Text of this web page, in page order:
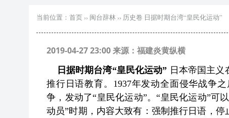
当前位置： 首页 ›› 闽台辞林 ›› 历史卷 日据时期台湾“皇民化运动”
2019-04-27 23:00 来源：福建炎黄纵横
日据时期台湾“皇民化运动” 日本帝国主
推行日语教育。1937年发动全面侵华战争
争，发动了“皇民化运动”。“皇民化运动”可
动员”时期，内容大致有：强制推行日语，